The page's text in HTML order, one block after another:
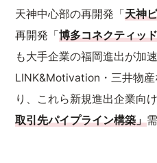
天神中心部の再開発「天神
再開発「博多コネクティッド
も大手企業の福岡進出が加
LINK&Motivation・三井物
り、これら新規進出企業向
取引先パイプライン構築」